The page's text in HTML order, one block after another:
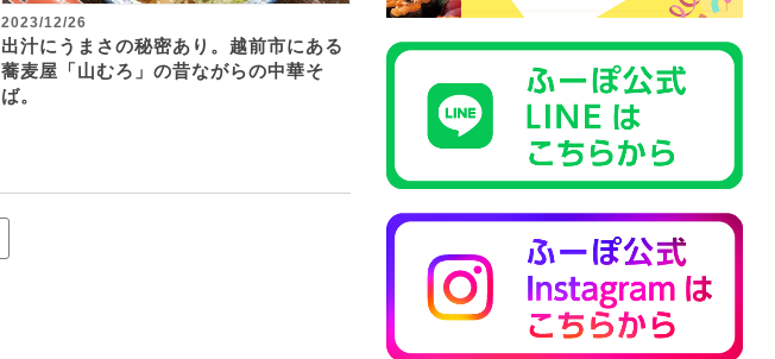
2023/12/26
出汁にうまさの秘密あり。越前市にある
蕎麦屋「山むろ」の昔ながらの中華そ
ば。